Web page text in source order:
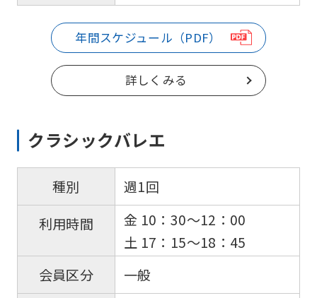
年間スケジュール（PDF）
詳しくみる
クラシックバレエ
種別
週1回
利用時間
金 10：30〜12：00
土 17：15～18：45
会員区分
一般
into
English.
Click
the
link
(start
automatic
to
return
to